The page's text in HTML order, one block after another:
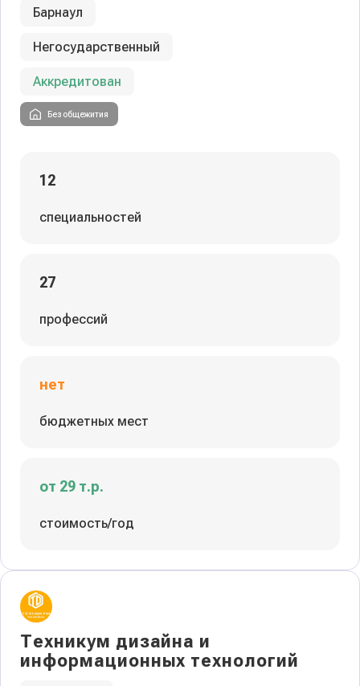
Барнаул
Негосударственный
Аккредитован
Без общежития
12
специальностей
27
профессий
нет
бюджетных мест
от 29 т.р.
стоимость/год
Техникум дизайна и
информационных технологий